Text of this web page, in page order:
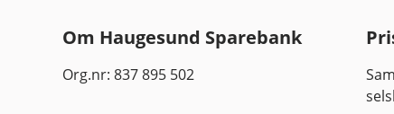
Om Haugesund Sparebank
Org.nr: 837 895 502